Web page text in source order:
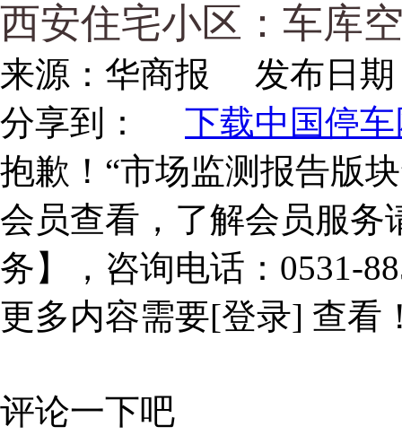
西安住宅小区：车库
来源： 华商报 发布日期
分享到：
下载中国停车
抱歉！“市场监测报告版
会员查看，了解会员服务
务】，咨询电话：0531-
更多内容需要[登录] 查看
评论一下吧